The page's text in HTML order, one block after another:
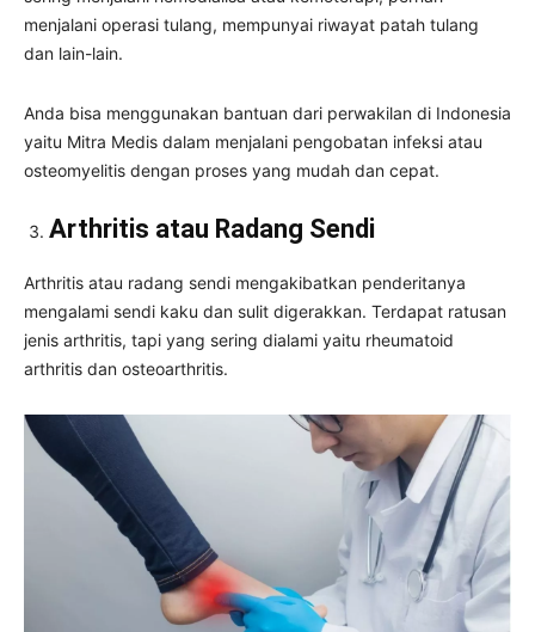
menjalani operasi tulang, mempunyai riwayat patah tulang
dan lain-lain.
Anda bisa menggunakan bantuan dari perwakilan di Indonesia
yaitu Mitra Medis dalam menjalani pengobatan infeksi atau
osteomyelitis dengan proses yang mudah dan cepat.
Arthritis atau Radang Sendi
Arthritis atau radang sendi mengakibatkan penderitanya
mengalami sendi kaku dan sulit digerakkan. Terdapat ratusan
jenis arthritis, tapi yang sering dialami yaitu rheumatoid
arthritis dan osteoarthritis.